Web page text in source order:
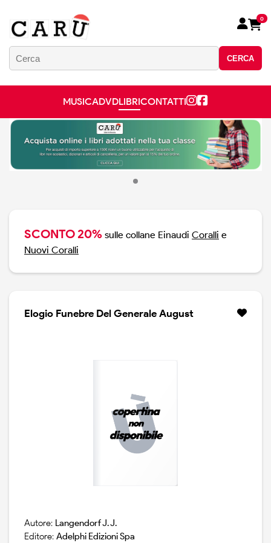
CERCA
0
MUSICADVDLIBRICONTATTI
SCONTO 20% sulle collane Einaudi Coralli e
Nuovi Coralli
Elogio Funebre Del Generale August
Autore: Langendorf J. J.
Editore: Adelphi Edizioni Spa